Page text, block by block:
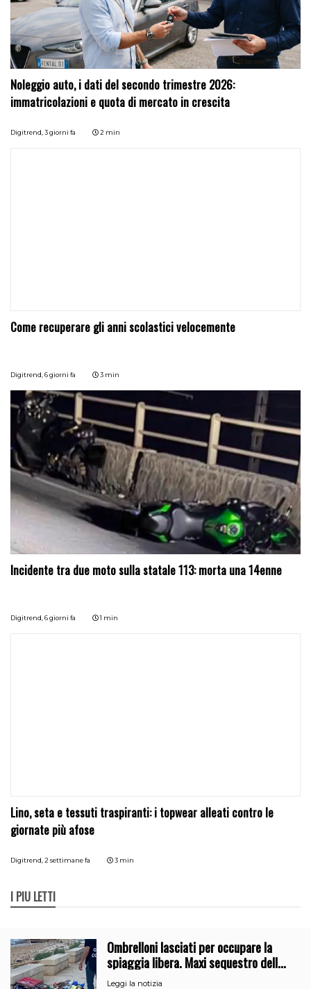
Noleggio auto, i dati del secondo trimestre 2026:
immatricolazioni e quota di mercato in crescita
Digitrend,3 giorni fa 2 min
Come recuperare gli anni scolastici velocemente
Digitrend,6 giorni fa 3 min
Incidente tra due moto sulla statale 113: morta una 14enne
Digitrend, 6 giorni fa 1 min
Lino, seta e tessuti traspiranti: i topwear alleati contro le
giornate più afose
Digitrend, 2 settimane fa 3 min
I PIÙ LETTI
Ombrelloni lasciati per occupare la
spiaggia libera. Maxi sequestro della
Guardia Costiera
Leggi la notizia